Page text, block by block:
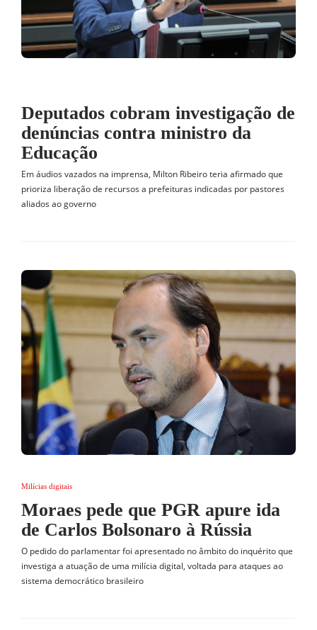
Deputados cobram investigação de
denúncias contra ministro da
Educação
Em áudios vazados na imprensa, Milton Ribeiro teria afirmado que
prioriza liberação de recursos a prefeituras indicadas por pastores
aliados ao governo
Milícias digitais
Moraes pede que PGR apure ida
de Carlos Bolsonaro à Rússia
O pedido do parlamentar foi apresentado no âmbito do inquérito que
investiga a atuação de uma milícia digital, voltada para ataques ao
sistema democrático brasileiro